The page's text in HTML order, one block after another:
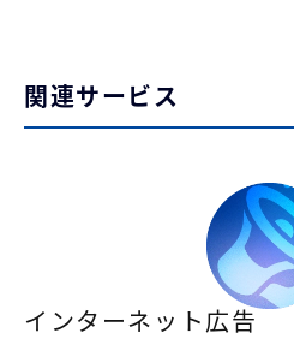
関連サービス
インターネット広告